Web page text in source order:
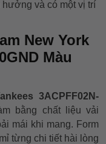
và có một vị trí
New York
Màu
3ACPFF02N-
bằng chất liệu vải
mái khi mang. Form
từng chi tiết hài lòng